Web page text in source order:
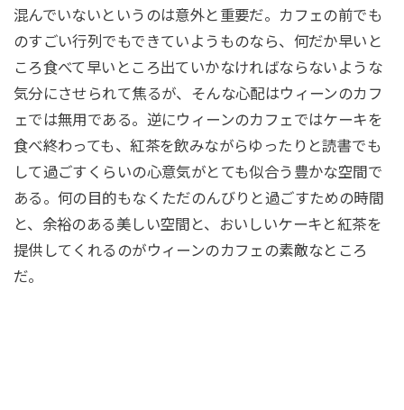
混んでいないというのは意外と重要だ。カフェの前でも
のすごい行列でもできていようものなら、何だか早いと
ころ食べて早いところ出ていかなければならないような
気分にさせられて焦るが、そんな心配はウィーンのカフ
ェでは無用である。逆にウィーンのカフェではケーキを
食べ終わっても、紅茶を飲みながらゆったりと読書でも
して過ごすくらいの心意気がとても似合う豊かな空間で
ある。何の目的もなくただのんびりと過ごすための時間
と、余裕のある美しい空間と、おいしいケーキと紅茶を
提供してくれるのがウィーンのカフェの素敵なところ
だ。